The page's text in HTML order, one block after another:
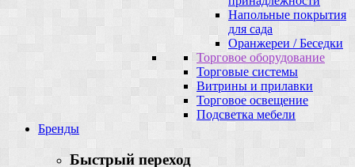
Напольные покрытия
для сада
Оранжереи / Беседки
Торговое оборудование
Торговые системы
Витрины и прилавки
Торговое освещение
Подсветка мебели
Бренды
Быстрый переход